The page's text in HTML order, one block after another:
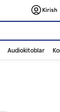
Kirish
Audiokitoblar